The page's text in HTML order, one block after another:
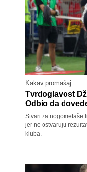
Kakav promašaj
Tvrdoglavost
Odbio da
Stvari za nogometaše
jer ne ostvaruju
kluba.